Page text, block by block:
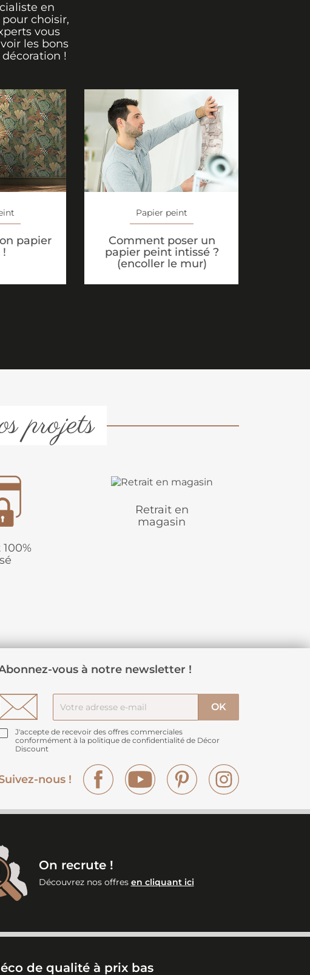
en
choisir,
vous
les bons
!
papier
Papier peint
Comment poser un
papier peint intissé ?
(encoller le mur)
projets
Retrait en
magasin
vous à notre newsletter !
J'accepte de recevoir des offres commerciales
conformément à la politique de confidentialité de Décor
Discount
nous !
Facebook YouTube Pinterest
On recrute !
Découvrez nos offres en cliquant ici
de qualité à prix bas